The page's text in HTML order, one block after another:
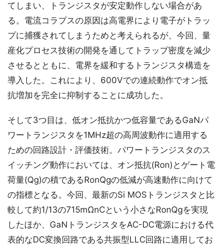
てしまい、トランジスタが安定動作しない場合があ
る。電流コラプスの原因は高電界により電子がトラッ
プに捕獲されてしまうためと考えられるが、今回、量
産化プロセス技術の開発を通してトラップ密度を減少
させるとともに、電界を緩和するトランジスタ構造を
導入した。これにより、600Vでの連続動作でオン抵
抗増加を完全に抑制することに成功した。
そして3つ目は、低オン抵抗かつ低容量であるGaNパ
ワートランジスタを1MHz超の高周波動作に適用する
ための回路設計・評価技術。パワートランジスタのス
イッチング動作においては、オン抵抗(Ron)とゲート電
荷量(Qg)の積であるRonQgの低減が高速動作に向けて
の指標となる。今回、最新のSi MOSトランジスタと比
較して約1/13の715mΩnCという小さなRonQgを実現
したほか、GaNトランジスタをAC-DC電源における代
表的なDC変換回路である共振型LLC回路に適用してお